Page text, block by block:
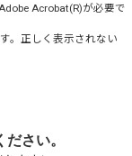
Adobe Acrobat(R)が必要で
。正しく表示されない